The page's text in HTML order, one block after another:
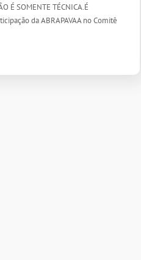
É SOMENTE TÉCNICA.É
da ABRAPAVAA no Comitê